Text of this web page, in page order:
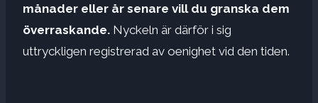
månader eller år senare vill du granska dem
överraskande. Nyckeln är därför i sig
uttryckligen registrerad av oenighet vid den tiden.